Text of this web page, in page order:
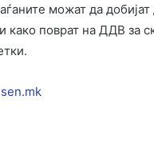
можат да
како поврат на ДДВ за